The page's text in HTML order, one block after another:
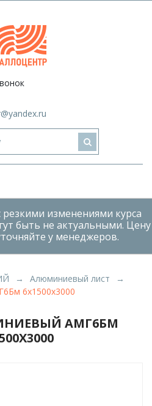
резкими изменениями курса
быть не актуальными. Цену
у менеджеров.
Алюминиевый лист
6х1500х3000
АМГ6БМ